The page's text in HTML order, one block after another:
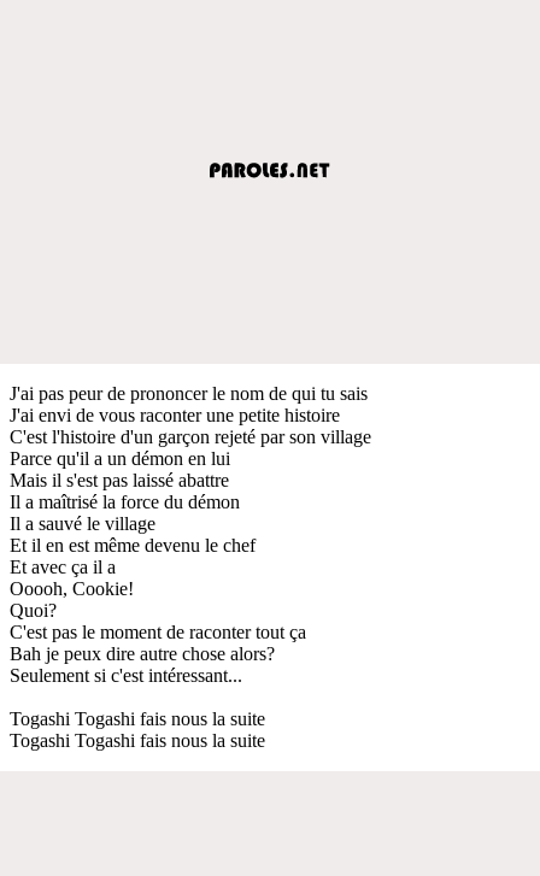
J'ai pas peur de prononcer le nom de qui tu sais
J'ai envi de vous raconter une petite histoire
C'est l'histoire d'un garçon rejeté par son village
Parce qu'il a un démon en lui
Mais il s'est pas laissé abattre
Il a maîtrisé la force du démon
Il a sauvé le village
Et il en est même devenu le chef
Et avec ça il a
Ooooh, Cookie!
Quoi?
C'est pas le moment de raconter tout ça
Bah je peux dire autre chose alors?
Seulement si c'est intéressant...
Togashi Togashi fais nous la suite
Togashi Togashi fais nous la suite